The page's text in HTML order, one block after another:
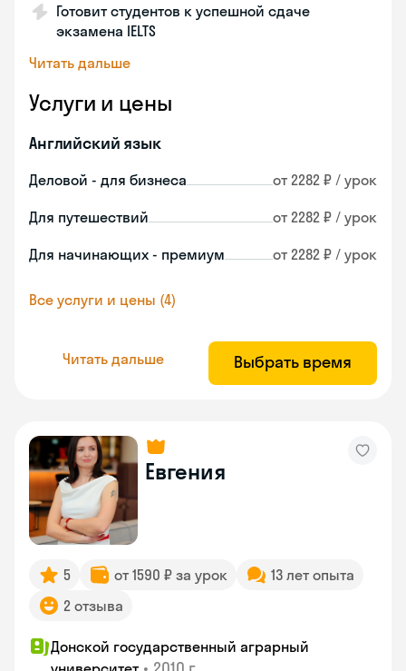
Готовит студентов к успешной сдаче
экзамена IELTS
Читать дальше
Услуги и цены
Английский язык
Деловой - для бизнеса от 2282 ₽ / урок
Для путешествий от 2282 ₽ / урок
Для начинающих - премиум от 2282 ₽ / урок
Все услуги и цены (4)
Читать дальше Выбрать время
Евгения
5 от 1590 ₽ за урок
13 лет опыта
2 отзыва
Донской государственный аграрный